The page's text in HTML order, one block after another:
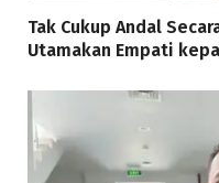
Tak Cukup Andal
Utamakan Empati